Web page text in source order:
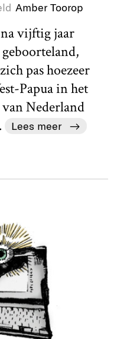
Amber Toorop
vijftig jaar
pas hoezeer
Papua in het
Nederland
Lees meer